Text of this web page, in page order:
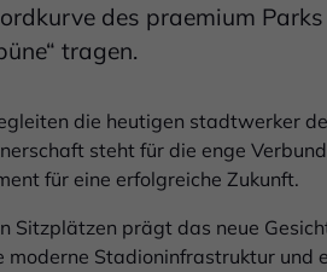
des praemium
tragen.
die heutigen stadtwerker
steht für die enge
für eine erfolgreiche Zukunft.
Sitzplätzen prägt das neue
Stadioninfrastruktur und